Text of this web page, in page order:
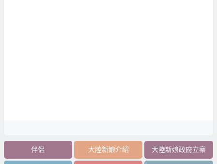
伴侶 大陸新娘介紹 大陸新娘政府立案